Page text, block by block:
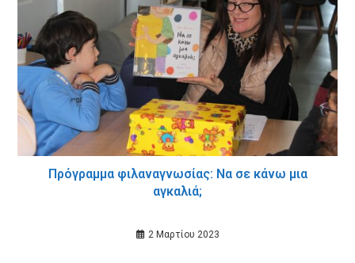
Πρόγραμμα φιλαναγνωσίας: Να σε κάνω μια
αγκαλιά;
2 Μαρτίου 2023